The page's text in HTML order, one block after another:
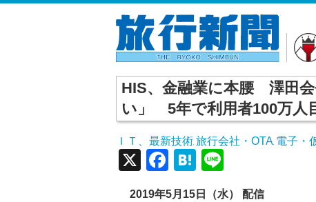
HIS、金融業に本腰 澤田
い」 5年で利用者100万人
ＩＴ、最新技術 旅行会社・OTA 電子・
X Facebook
Hatena
2019年5月15 日（水）配信